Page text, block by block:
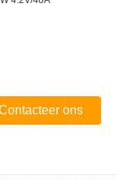
ons